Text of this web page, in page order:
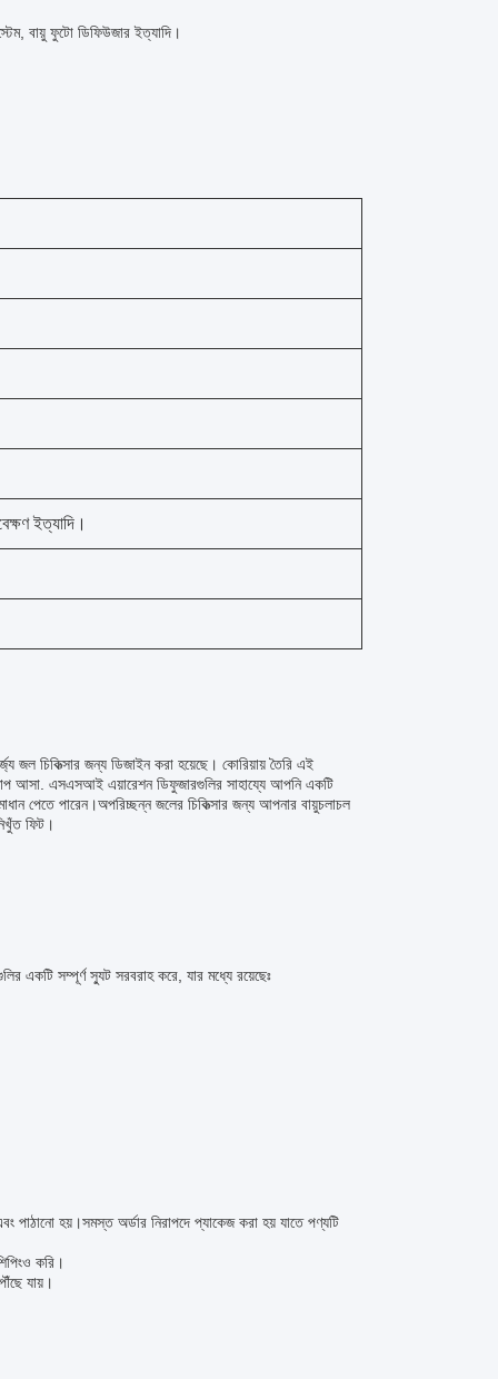
বায়ু ফুটো ডিফিউজার ইত্যাদি।
ইত্যাদি।
জল চিকিত্সার জন্য ডিজাইন করা হয়েছে। কোরিয়ায় তৈরি এই
আসা. এসএসআই এয়ারেশন ডিফুজারগুলির সাহায্যে আপনি একটি
পেতে পারেন।অপরিচ্ছন্ন জলের চিকিত্সার জন্য আপনার বায়ুচলাচল
ফিট।
একটি সম্পূর্ণ স্যুট সরবরাহ করে, যার মধ্যে রয়েছেঃ
হয়।সমস্ত অর্ডার নিরাপদে প্যাকেজ করা হয় যাতে পণ্যটি
করি।
যায়।